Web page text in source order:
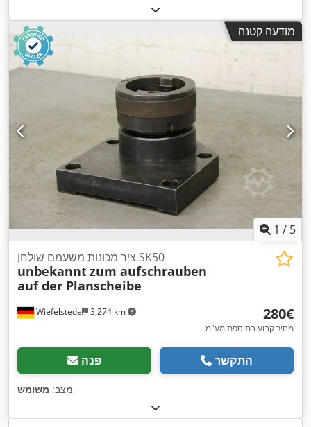
מודעה קטנה
1 / 5
Wiefelstede 3,274 km
ציר מכונות משעמם שולחן SK50
unbekanntzum aufschrauben
auf der Planscheibe
‏280 ‏€
מחיר קבוע בתוספת מע"מ
פנה התקשר
מצב: משומש ,